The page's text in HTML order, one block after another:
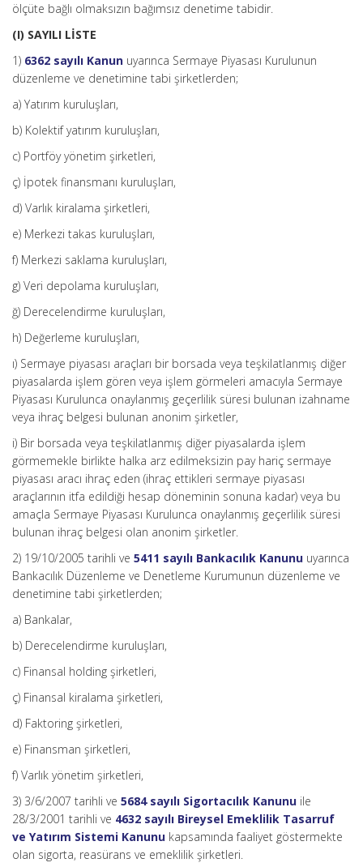
ölçüte bağlı olmaksızın bağımsız denetime tabidir.
(I) SAYILI LİSTE
1) 6362 sayılı Kanun uyarınca Sermaye Piyasası Kurulunun
düzenleme ve denetimine tabi şirketlerden;
a) Yatırım kuruluşları,
b) Kolektif yatırım kuruluşları,
c) Portföy yönetim şirketleri,
ç) İpotek finansmanı kuruluşları,
d) Varlık kiralama şirketleri,
e) Merkezi takas kuruluşları,
f) Merkezi saklama kuruluşları,
g) Veri depolama kuruluşları,
ğ) Derecelendirme kuruluşları,
h) Değerleme kuruluşları,
ı) Sermaye piyasası araçları bir borsada veya teşkilatlanmış diğer
piyasalarda işlem gören veya işlem görmeleri amacıyla Sermaye
Piyasası Kurulunca onaylanmış geçerlilik süresi bulunan izahname
veya ihraç belgesi bulunan anonim şirketler,
i) Bir borsada veya teşkilatlanmış diğer piyasalarda işlem
görmemekle birlikte halka arz edilmeksizin pay hariç sermaye
piyasası aracı ihraç eden (ihraç ettikleri sermaye piyasası
araçlarının itfa edildiği hesap döneminin sonuna kadar) veya bu
amaçla Sermaye Piyasası Kurulunca onaylanmış geçerlilik süresi
bulunan ihraç belgesi olan anonim şirketler.
2) 19/10/2005 tarihli ve 5411 sayılı Bankacılık Kanunu uyarınca
Bankacılık Düzenleme ve Denetleme Kurumunun düzenleme ve
denetimine tabi şirketlerden;
a) Bankalar,
b) Derecelendirme kuruluşları,
c) Finansal holding şirketleri,
ç) Finansal kiralama şirketleri,
d) Faktoring şirketleri,
e) Finansman şirketleri,
f) Varlık yönetim şirketleri,
3) 3/6/2007 tarihli ve 5684 sayılı Sigortacılık Kanunu ile
28/3/2001 tarihli ve 4632 sayılı Bireysel Emeklilik Tasarruf
ve Yatırım Sistemi Kanunu kapsamında faaliyet göstermekte
olan sigorta, reasürans ve emeklilik şirketleri.